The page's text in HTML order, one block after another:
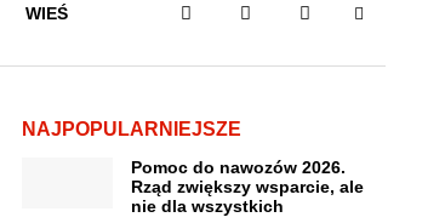
WIEŚ
NAJPOPULARNIEJSZE
Pomoc do nawozów 2026.
Rząd zwiększy wsparcie, ale
nie dla wszystkich